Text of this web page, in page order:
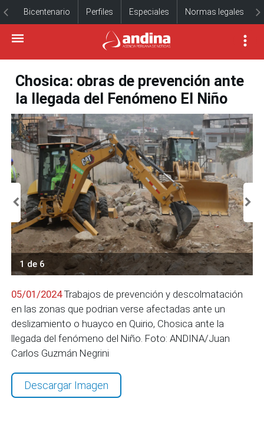
Bicentenario Perfiles Especiales Normas legales
Chosica: obras de prevención ante
la llegada del Fenómeno El Niño
1 de 6
05/01/2024Trabajos de prevención y descolmatación
en las zonas que podrian verse afectadas ante un
deslizamiento o huayco en Quirio, Chosica ante la
llegada del fenómeno del Niño. Foto: ANDINA/Juan
Carlos Guzmán Negrini
Descargar Imagen